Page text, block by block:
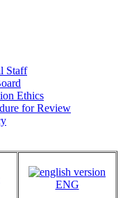
Staff
Ethics
for Review
ENG